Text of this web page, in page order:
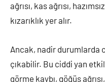
ağrısı, kas ağrısı,
kızarıklık yer alır.
Ancak, nadir durumlarda
çıkabilir. Bu ciddi yan
görme kaybı, göğüs